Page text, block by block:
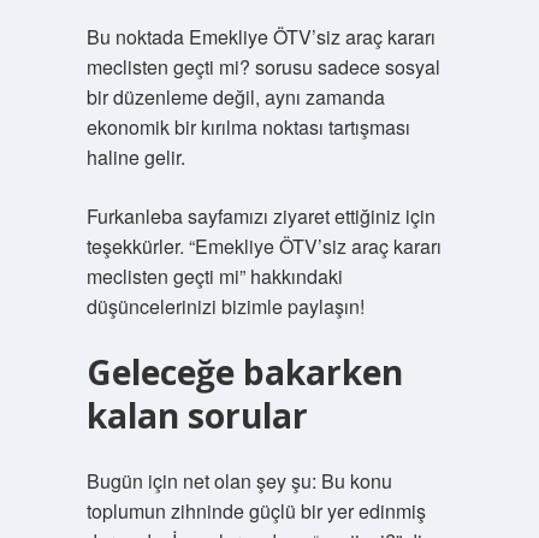
Bu noktada Emekliye ÖTV’siz araç kararı
meclisten geçti mi? sorusu sadece sosyal
bir düzenleme değil, aynı zamanda
ekonomik bir kırılma noktası tartışması
haline gelir.
Furkanleba sayfamızı ziyaret ettiğiniz için
teşekkürler. “Emekliye ÖTV’siz araç kararı
meclisten geçti mi” hakkındaki
düşüncelerinizi bizimle paylaşın!
Geleceğe bakarken
kalan sorular
Bugün için net olan şey şu: Bu konu
toplumun zihninde güçlü bir yer edinmiş